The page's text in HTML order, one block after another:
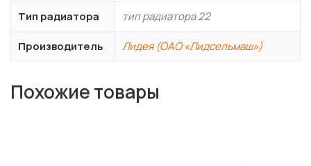
Тип радиатора тип радиатора 22
Производитель Лидея (ОАО «Лидсельмаш»)
Похожие товары